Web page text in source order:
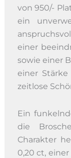
von 950/-
ein
einer
sowie einer
einer
zeitlose
Ein
die
Charakter
0,20 ct,